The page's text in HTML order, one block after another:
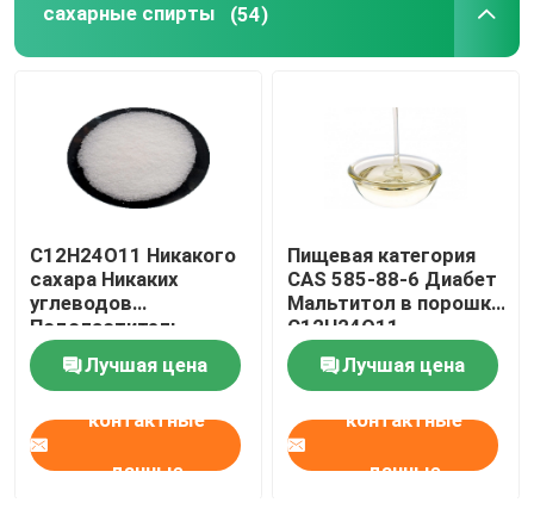
фиброволокно для армирования бетона
Конкретная примесь
Геосинтетика
сахарные спирты (54)
C12H24O11 Никакого
сахара Никаких
углеводов
Подсластитель
белого цвета
мальтитол порошок
Лучшая цена
контактные
данные
Пищевая категория
CAS 585-88-6 Диабет
Мальтитол в порошке
C12H24O11
Лучшая цена
контактные
данные